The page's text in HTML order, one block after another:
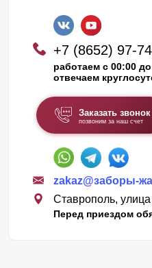
+7 (8652) 97-
работаем с 00:00
отвечаем
Заказать звонок
позвоним за наш счет
zakaz@заборы-
Ставрополь,
Перед приездом